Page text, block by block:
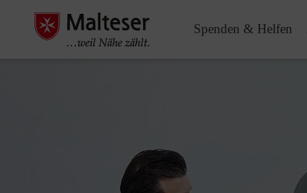
Spenden & Helfen